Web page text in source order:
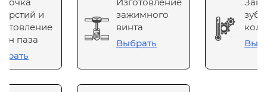
и
паза
зажимного
винта
Выбрать